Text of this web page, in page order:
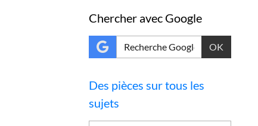
Chercher avec Google
OK
Des pièces sur tous les
sujets